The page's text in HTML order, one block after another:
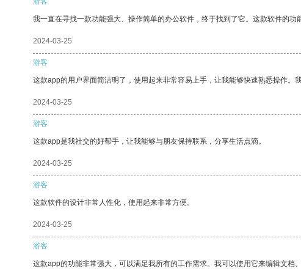
我一直在寻找一款功能强大、操作简单的办公软件，终于找到了它。这款软件的
2024-03-25
游客
这款app的用户界面简洁明了，使用起来非常容易上手，让我能够快速熟悉操作。
2024-03-25
游客
这款app是我社交的好帮手，让我能够与朋友保持联系，分享生活点滴。
2024-03-25
游客
这款软件的设计非常人性化，使用起来非常方便。
2024-03-25
游客
这款app的功能非常强大，可以满足我所有的工作需求。我可以使用它来编辑文档